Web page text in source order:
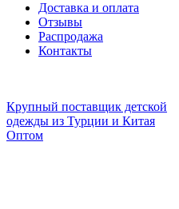
Доставка и оплата
Отзывы
Распродажа
Контакты
Крупный поставщик детской
одежды из Турции и Китая
Оптом